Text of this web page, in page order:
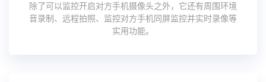
除了可以监控开启对方手机摄像头之外，它还有周围环境
音录制、远程拍照、监控对方手机同屏监控并实时录像等
实用功能。